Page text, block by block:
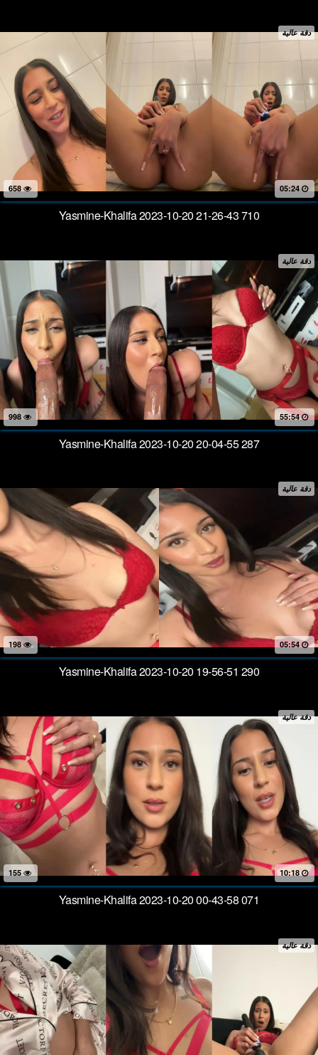
دقة عالية
05:24
Yasmine-Khalifa 2023-10-20 21-26-43 710
دقة عالية
55:54
Yasmine-Khalifa 2023-10-20 20-04-55 287
دقة عالية
05:54
Yasmine-Khalifa 2023-10-20 19-56-51 290
دقة عالية
10:18
Yasmine-Khalifa 2023-10-20 00-43-58 071
دقة عالية